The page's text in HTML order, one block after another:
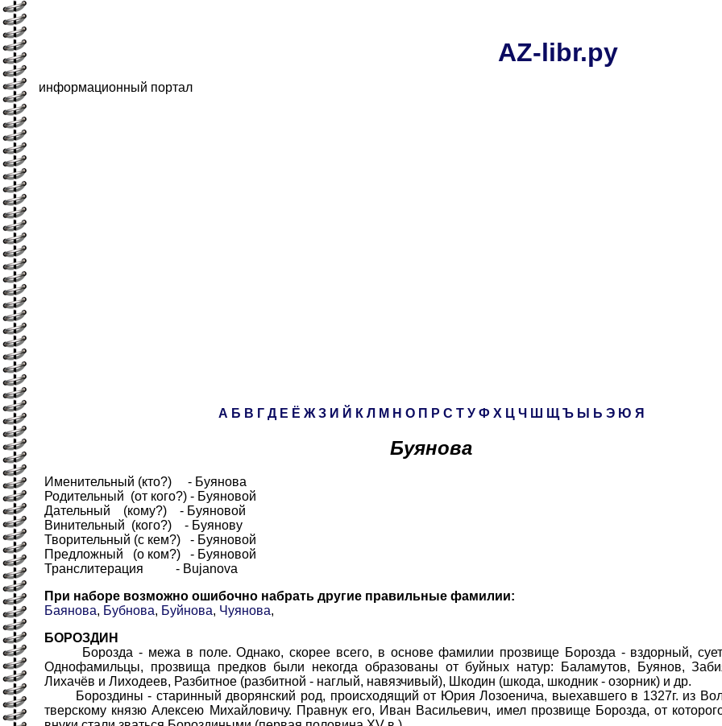
AZ-libr.ру
информационный портал
А Б В Г Д Е Ё Ж З И Й К Л М Н О П Р С Т У Ф Х Ц Ч Ш Щ Ъ Ы Ь Э Ю Я
Буянова
Именительный (кто?) - Буянова
Родительный (от кого?) - Буяновой
Дательный (кому?) - Буяновой
Винительный (кого?) - Буянову
Творительный (с кем?) - Буяновой
Предложный (о ком?) - Буяновой
Транслитерация - Bujanova
При наборе возможно ошибочно набрать другие правильные фамилии:
Баянова, Бубнова, Буйнова, Чуянова,
БОРОЗДИН
Борозда - межа в поле. Однако, скорее всего, в основе фамилии прозвище Борозда - вздорный,
Однофамильцы, прозвища предков были некогда образованы от буйных натур: Баламутов, Буянов,
Лихачёв и Лиходеев, Разбитное (разбитной - наглый, навязчивый), Шкодин (шкода, шкодник - озорник) и др.
Бороздины - старинный дворянский род, происходящий от Юрия Лозоенича, выехавшего в 1327г. из
тверскому князю Алексею Михайловичу. Правнук его, Иван Васильевич, имел прозвище Борозда, от